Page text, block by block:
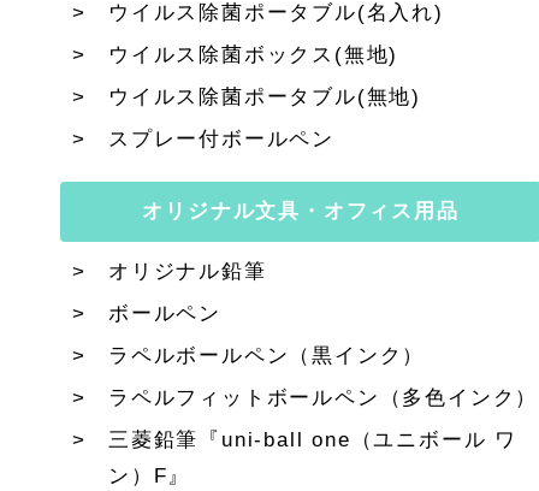
ウイルス除菌ポータブル(名入れ)
ウイルス除菌ボックス(無地)
ウイルス除菌ポータブル(無地)
スプレー付ボールペン
オリジナル文具・オフィス用品
オリジナル鉛筆
ボールペン
ラペルボールペン（黒インク）
ラペルフィットボールペン（多色インク）
三菱鉛筆『uni-ball one（ユニボール ワ
ン）F』